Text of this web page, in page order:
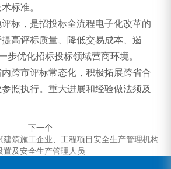
标准。
标，是招投标全流程电子化改革的
高评标质量、降低交易成本、遏
步优化招标投标领域营商环境。
跨市评标常态化，积极拓展跨省合
照执行。重大进展和经验做法须及
下一个
筑施工企业、工程项目安全生产管理机构
置及安全生产管理人员